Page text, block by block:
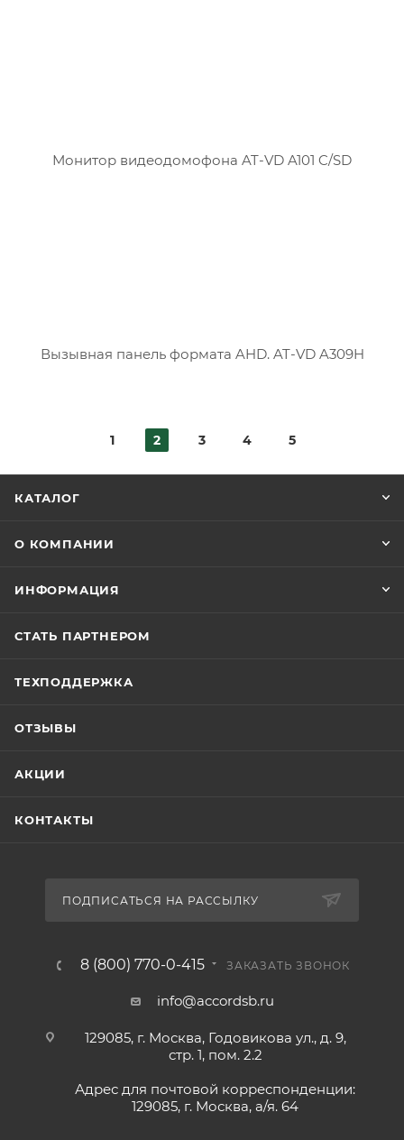
Монитор видеодомофона AT-VD A101 C/SD
Вызывная панель формата AHD. AT-VD A309H
1 2 3 4 5
КАТАЛОГ
О КОМПАНИИ
ИНФОРМАЦИЯ
СТАТЬ ПАРТНЕРОМ
ТЕХПОДДЕРЖКА
ОТЗЫВЫ
АКЦИИ
КОНТАКТЫ
ПОДПИСАТЬСЯ НА РАССЫЛКУ
8 (800) 770-0-415 ЗАКАЗАТЬ ЗВОНОК
info@accordsb.ru
129085, г. Москва, Годовикова ул., д. 9,
стр. 1, пом. 2.2
Адрес для почтовой корреспонденции:
129085, г. Москва, а/я. 64